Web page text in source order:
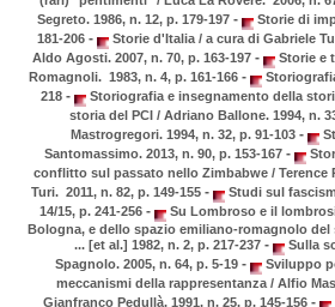
Segreto. 1986, n. 12, p. 179-197 -
Storie di
181-206 -
Storie d'Italia / a cura di Gabriele
Aldo Agosti. 2007, n. 70, p. 163-197 -
Storie e
Romagnoli. 1983, n. 4, p. 161-166 -
218 -
Storiografia e insegnamento della
storia del PCI / Adriano Ballone. 1994, n.
Mastrogregori. 1994, n. 32, p. 91-103 -
Santomassimo. 2013, n. 90, p. 153-167 -
conflitto sul passato nello Zimbabwe / Terence
Turi. 2011, n. 82, p. 149-155 -
Studi sul
14/15, p. 241-256 -
Su Lombroso e il
Bologna, e dello spazio emiliano-romagnolo
... [et al.] 1982, n. 2, p. 217-237 -
Sulla
Spagnolo. 2005, n. 64, p. 5-19 -
Sviluppo
meccanismi della rappresentanza / Alfio
Gianfranco Pedullà. 1991, n. 25, p. 145-156 -